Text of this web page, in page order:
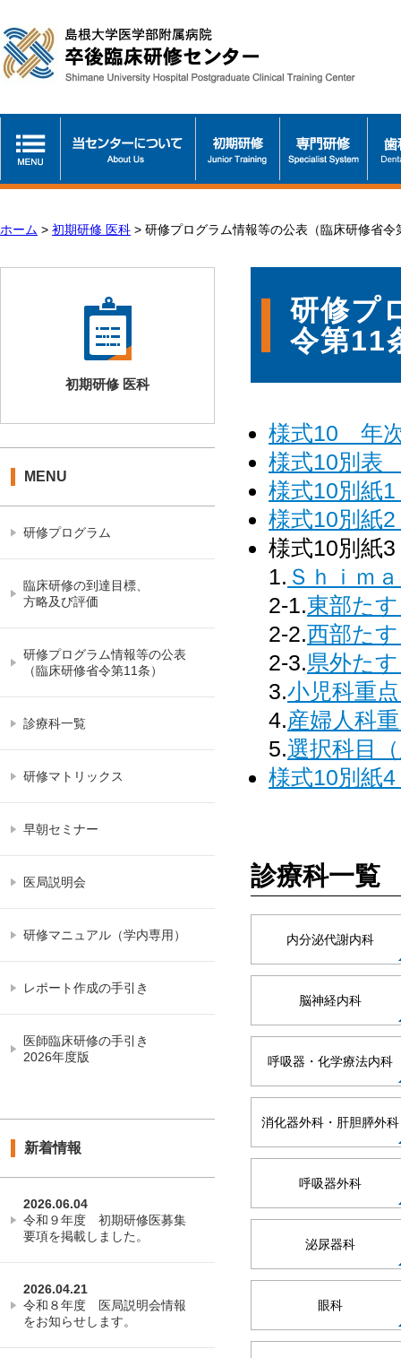
ホーム > 初期研修 医科 > 研修プログラム情報等の公表（臨床研修省令
研修プ
令第11
様式10 年
様式10別表
様式10別紙
様式10別紙
様式10別紙
1. Ｓｈｉｍ
2-1.東部た
2-2.西部た
2-3.県外た
3.小児科重
4.産婦人科
5.選択科目
様式10別紙
診療科一覧
内分泌代謝内科
脳神経内科
呼吸器・化学療法内科
消化器外科・肝胆膵外科
呼吸器外科
泌尿器科
眼科
初期研修 医科
MENU
研修プログラム
臨床研修の到達目標、
方略及び評価
研修プログラム情報等の公表
（臨床研修省令第11条）
診療科一覧
研修マトリックス
早朝セミナー
医局説明会
研修マニュアル（学内専用）
レポート作成の手引き
医師臨床研修の手引き
2026年度版
新着情報
2026.06.04
令和９年度 初期研修医募集
要項を掲載しました。
2026.04.21
令和８年度 医局説明会情報
をお知らせします。